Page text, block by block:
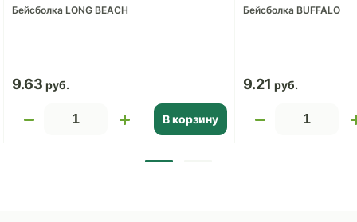
Бейсболка LONG BEACH
9.63
В корзину
Бейсболка BUFFALO
9.21